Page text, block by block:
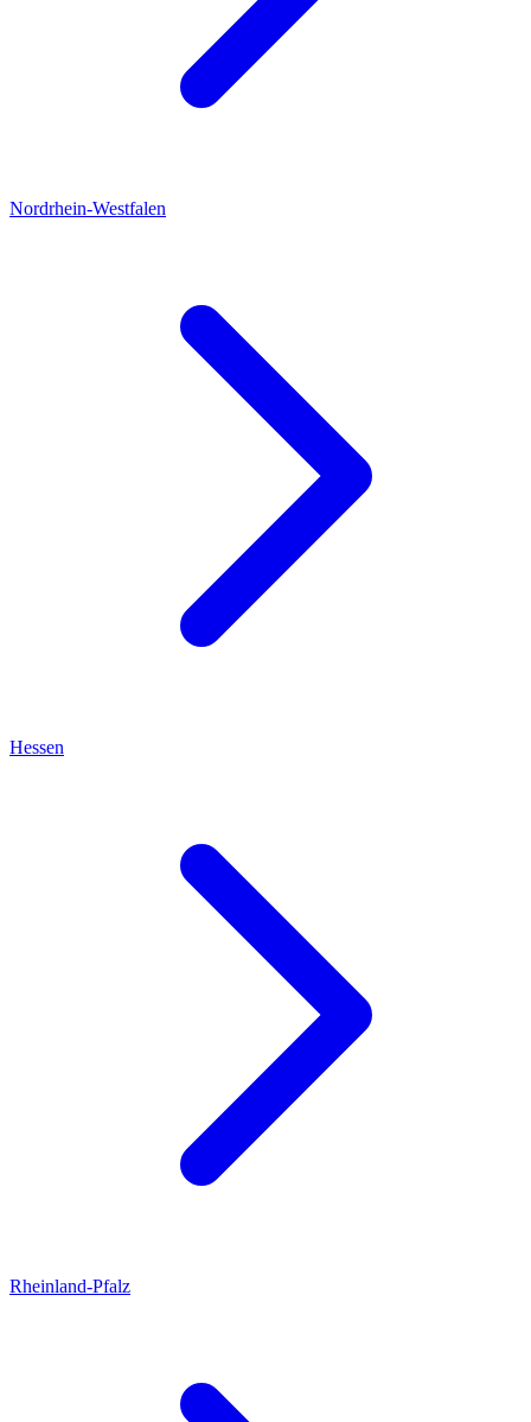
Nordrhein-Westfalen
Hessen
Rheinland-Pfalz